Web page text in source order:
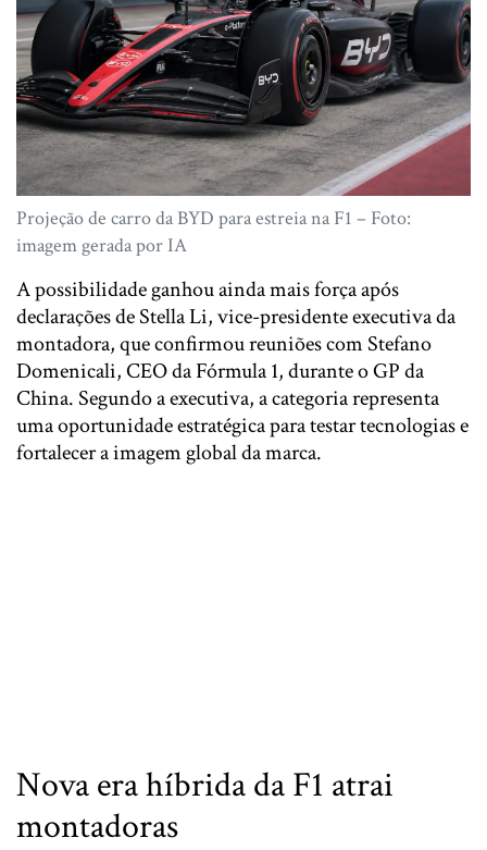
Projeção de carro da BYD para estreia na F1 – Foto:
imagem gerada por IA
A possibilidade ganhou ainda mais força após
declarações de Stella Li, vice-presidente executiva da
montadora, que confirmou reuniões com Stefano
Domenicali, CEO da Fórmula 1, durante o GP da
China. Segundo a executiva, a categoria representa
uma oportunidade estratégica para testar tecnologias e
fortalecer a imagem global da marca.
Nova era híbrida da F1 atrai
montadoras